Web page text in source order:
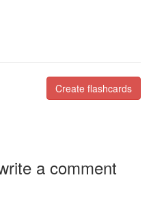
Create flashcards
a comment